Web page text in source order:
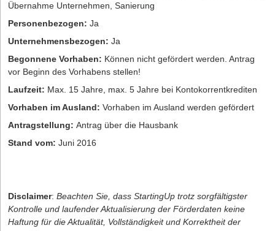
Übernahme Unternehmen, Sanierung
Personenbezogen: Ja
Unternehmensbezogen: Ja
Begonnene Vorhaben: Können nicht gefördert werden. Antrag
vor Beginn des Vorhabens stellen!
Laufzeit: Max. 15 Jahre, max. 5 Jahre bei Kontokorrentkrediten
Vorhaben im Ausland: Vorhaben im Ausland werden gefördert
Antragstellung: Antrag über die Hausbank
Stand vom: Juni 2016
Disclaimer: Beachten Sie, dass StartingUp trotz sorgfältigster
Kontrolle und laufender Aktualisierung der Förderdaten keine
Haftung für die Aktualität, Vollständigkeit und Korrektheit der